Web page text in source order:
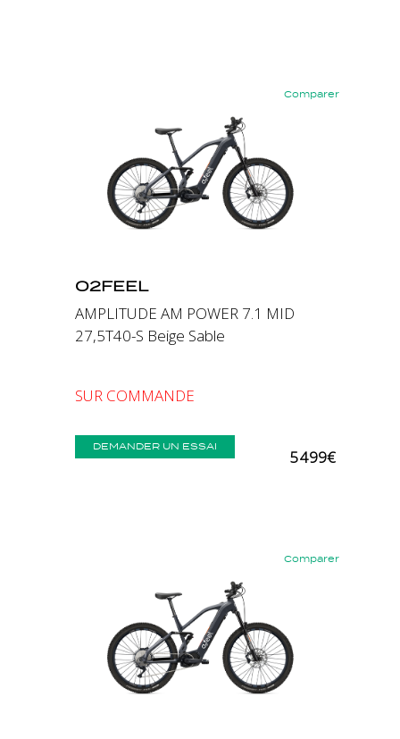
Comparer
Précédent
O2FEEL
AMPLITUDE AM POWER 7.1 MID
27,5T40-S Beige Sable
SUR COMMANDE
DEMANDER UN ESSAI
5 499€
Comparer
Précédent